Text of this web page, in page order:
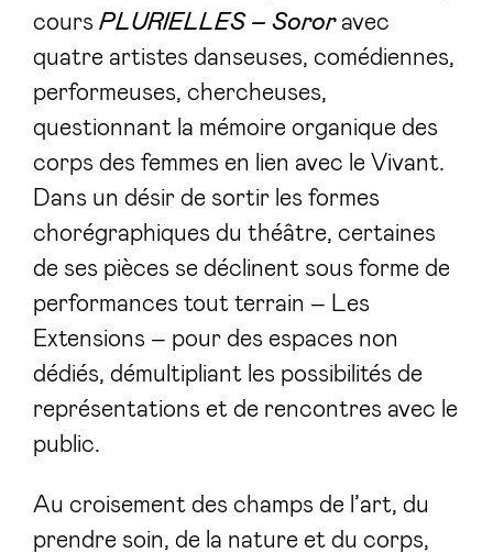
cours PLURIELLES – Sororavec
quatre artistes danseuses, comédiennes,
performeuses, chercheuses,
questionnant la mémoire organique des
corps des femmes en lien avec le Vivant.
Dans un désir de sortir les formes
chorégraphiques du théâtre, certaines
de ses pièces se déclinent sous forme de
performances tout terrain – Les
Extensions – pour des espaces non
dédiés, démultipliant les possibilités de
représentations et de rencontres avec le
public.
Au croisement des champs de l’art, du
prendre soin, de la nature et du corps,